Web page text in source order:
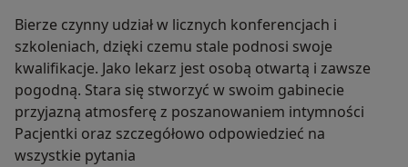
Bierze czynny udział w licznych konferencjach i
szkoleniach, dzięki czemu stale podnosi swoje
kwalifikacje. Jako lekarz jest osobą otwartą i zawsze
pogodną. Stara się stworzyć w swoim gabinecie
przyjazną atmosferę z poszanowaniem intymności
Pacjentki oraz szczegółowo odpowiedzieć na
wszystkie pytania